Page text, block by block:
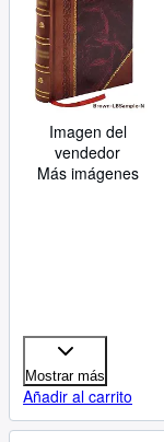
Imagen del
vendedor
Más imágenes
Mostrar más
Añadir al carrito